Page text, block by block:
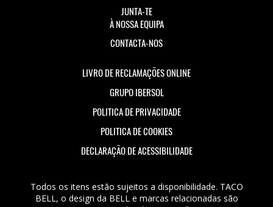
JUNTA-TE
À NOSSA EQUIPA
CONTACTA-NOS
LIVRO DE RECLAMAÇÕES ONLINE
GRUPO IBERSOL
POLITICA DE PRIVACIDADE
POLITICA DE COOKIES
DECLARAÇÃO DE ACESSIBILIDADE
Todos os itens estão sujeitos a disponibilidade. TACO
BELL, o design da BELL e marcas relacionadas são